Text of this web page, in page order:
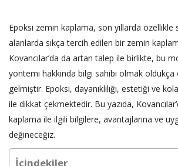
Epoksi zemin kaplama, son yıllarda özellikle
alanlarda sıkça tercih edilen bir zemin
Kovancılar’da da artan talep ile birlikte, bu
yöntemi hakkında bilgi sahibi olmak oldukça
gelmiştir. Epoksi, dayanıklılığı, estetiği ve
ile dikkat çekmektedir. Bu yazıda,
kaplama ile ilgili bilgilere, avantajlarına ve
değineceğiz.
İçindekiler